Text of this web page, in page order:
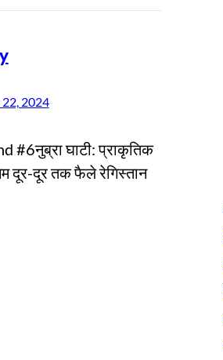
2024
#6नुब्रा घाटी: प्राकृतिक
दूर-दूर तक फैले रेगिस्तान